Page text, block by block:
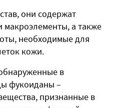
они содержат
макроэлементы, а также
необходимые для
кожи.
в
фукоиданы –
признанные в